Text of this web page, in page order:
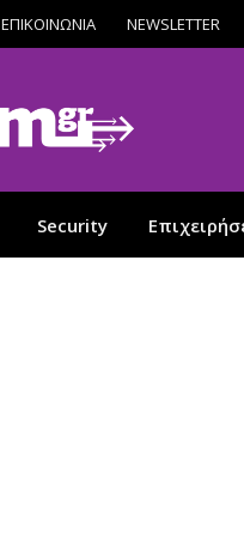
ΕΠΙΚΟΙΝΩΝΙΑ NEWSLETTER
Security